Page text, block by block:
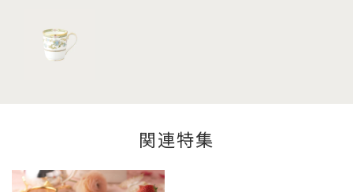
関連特集